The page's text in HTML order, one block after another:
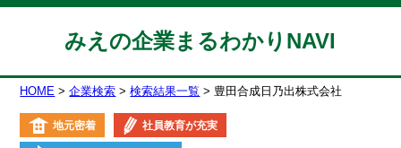
みえの企業まるわかりNAVI
HOME 企業検索 検索結果一覧 豊田合成日乃出株式会社
地元密着 社員教育が充実